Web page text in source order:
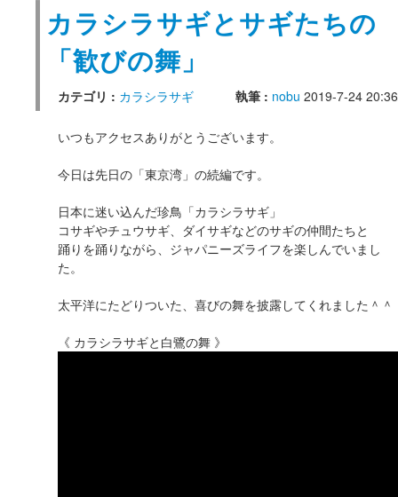
カラシラサギとサギたちの
「歓びの舞」
カテゴリ : カラシラサギ 執筆 : nobu 2019-7-24 20:36
いつもアクセスありがとうございます。
今日は先日の「東京湾」の続編です。
日本に迷い込んだ珍鳥「カラシラサギ」
コサギやチュウサギ、ダイサギなどのサギの仲間たちと
踊りを踊りながら、ジャパニーズライフを楽しんでいまし
た。
太平洋にたどりついた、喜びの舞を披露してくれました＾＾
《 カラシラサギと白鷺の舞 》